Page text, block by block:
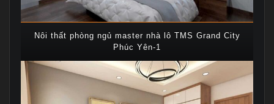
Nôi thất phòng ngủ master nhà lô TMS Grand City
Phúc Yên-1